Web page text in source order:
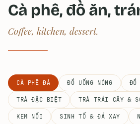
Cà phê, đồ ăn,
Coffee, kitchen, dessert.
CÀ PHÊ ĐÁ ĐỒ UỐNG NÓNG ĐỒ
TRÀ ĐẶC BIỆT TRÀ TRÁI CÂY &
KEM NỔI SINH TỐ & ĐÁ XAY